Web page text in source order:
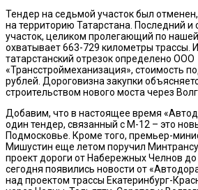
Тендер на седьмой участок был
на территорию Татарстана. Последний
участок, целиком пролегающий по
охватывает 663-729 километры трассы.
татарстанский отрезок определено ООО
«Трансстроймеханизация», стоимость
рублей. Дороговизна закупки
строительством нового моста через
Добавим, что в настоящее время
один тендер, связанный с М-12 – это
Подмосковье. Кроме того, премьер-
Мишустин еще летом поручил
проект дороги от Набережных Челнов до
сегодня появились новости от
над проектом трассы Екатеринбург-